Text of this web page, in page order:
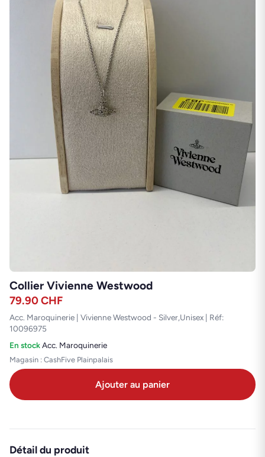
Collier Vivienne Westwood
79.90CHF
Acc. Maroquinerie | Vivienne Westwood - Silver,Unisex | Réf:
10096975
En stock·Acc. Maroquinerie
Magasin : CashFive Plainpalais
Ajouter au panier
Détail du produit